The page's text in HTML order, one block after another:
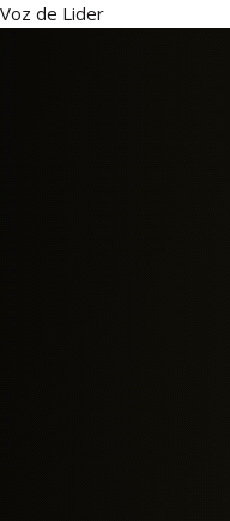
Voz de Lider